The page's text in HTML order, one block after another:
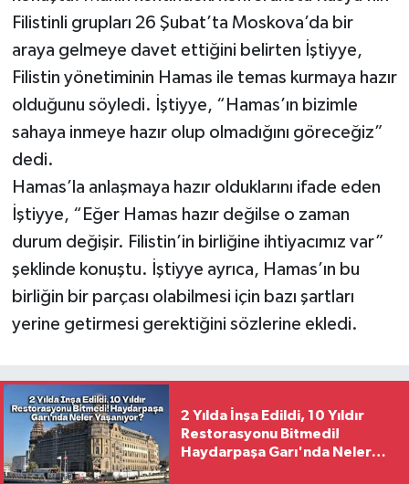
Filistinli grupları 26 Şubat’ta Moskova’da bir
araya gelmeye davet ettiğini belirten İştiyye,
Filistin yönetiminin Hamas ile temas kurmaya hazır
olduğunu söyledi. İştiyye, “Hamas’ın bizimle
sahaya inmeye hazır olup olmadığını göreceğiz”
dedi.
Hamas’la anlaşmaya hazır olduklarını ifade eden
İştiyye, “Eğer Hamas hazır değilse o zaman
durum değişir. Filistin’in birliğine ihtiyacımız var”
şeklinde konuştu. İştiyye ayrıca, Hamas’ın bu
birliğin bir parçası olabilmesi için bazı şartları
yerine getirmesi gerektiğini sözlerine ekledi.
2 Yılda İnşa Edildi, 10 Yıldır
Restorasyonu Bitmedi!
Haydarpaşa Garı'nda Neler